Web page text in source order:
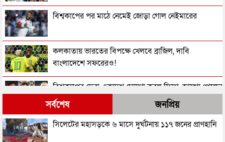
বিশ্বকাপের পর মাঠে নেমেই জোড়া গোল নেইমারের
কলকাতায় ভারতের বিপক্ষে খেলবে ব্রাজিল, দাবি
বাংলাদেশে সফরেরও!
বিশ্বকাপের সেরা একাদশ ঘোষণা করল ফিফা, জায়গা পেলেন
যারা
২০২৬ বিশ্বকাপে কে কোন পুরস্কার জিতলেন
সর্বশেষ জনপ্রিয়
সিলেটের মহাসড়কে ৬ মাসে দুর্ঘটনায় ১১৭ জনের প্রাণহানি